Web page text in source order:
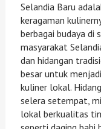
Selandia Baru
keragaman
berbagai budaya di
masyarakat
dan hidangan
besar untuk
kuliner lokal.
selera setempat,
lokal berkualitas